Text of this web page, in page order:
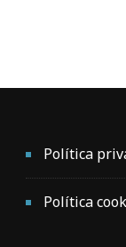
Política
Política